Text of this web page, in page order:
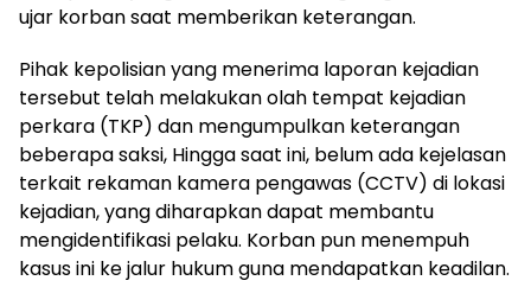
ujar korban saat memberikan keterangan.
Pihak kepolisian yang menerima laporan kejadian
tersebut telah melakukan olah tempat kejadian
perkara (TKP) dan mengumpulkan keterangan
beberapa saksi, Hingga saat ini, belum ada kejelasan
terkait rekaman kamera pengawas (CCTV) di lokasi
kejadian, yang diharapkan dapat membantu
mengidentifikasi pelaku. Korban pun menempuh
kasus ini ke jalur hukum guna mendapatkan keadilan.